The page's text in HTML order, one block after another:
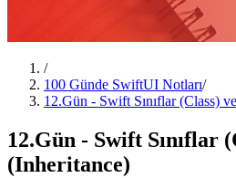
/
100 Günde SwiftUI Notları/
12.Gün - Swift Sınıflar (Class)
12.Gün - Swift Sınıflar
(Inheritance)